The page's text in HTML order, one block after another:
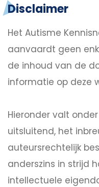
Disclaimer
Het Autisme
aanvaardt geen
de inhoud van de
informatie op deze
Hieronder valt
uitsluitend, het
auteursrechtelijk
anderszins in strijd
intellectuele